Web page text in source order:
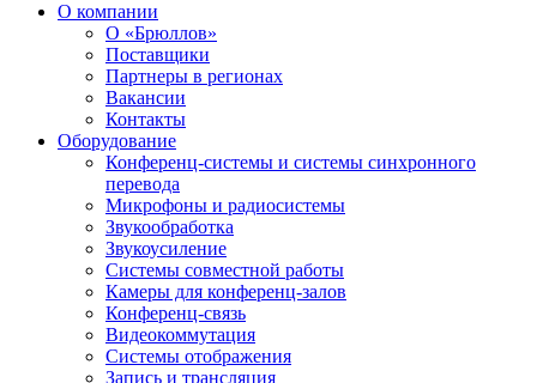
О компании
О «Брюллов»
Поставщики
Партнеры в регионах
Вакансии
Контакты
Оборудование
Конференц-системы и системы синхронного
перевода
Микрофоны и радиосистемы
Звукообработка
Звукоусиление
Системы совместной работы
Камеры для конференц-залов
Конференц-связь
Видеокоммутация
Системы отображения
Запись и трансляция